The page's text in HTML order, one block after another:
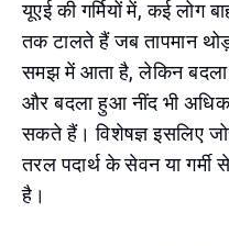
यूएई की गर्मियों में, कई लोग
तक टालते हैं जब तापमान
समझ में आता है, लेकिन
और बदला हुआ नींद भी अधिक
सकते हैं। विशेषज्ञ इसलिए
तरल पदार्थ के सेवन या गर्मी
है।